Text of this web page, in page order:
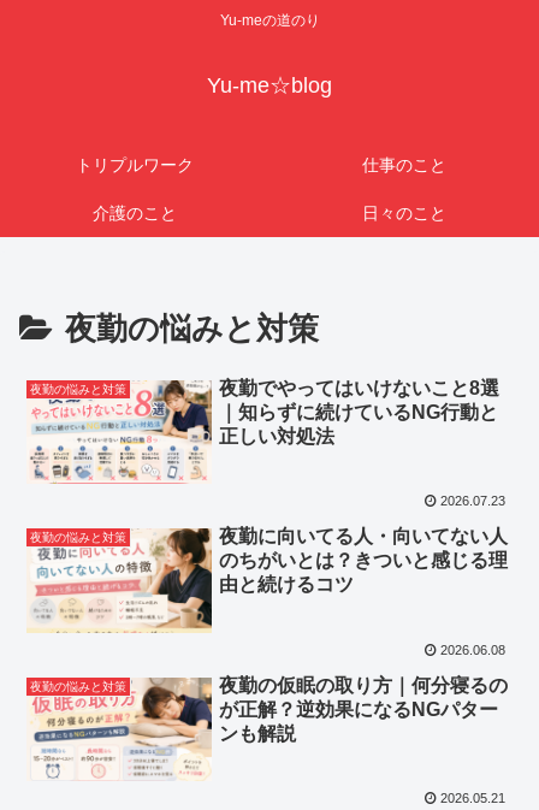
Yu-meの道のり
Yu-me☆blog
トリプルワーク 仕事のこと
介護のこと 日々のこと
夜勤の悩みと対策
夜勤の悩みと対策
夜勤でやってはいけないこと8選
｜知らずに続けているNG行動と
正しい対処法
2026.07.23
夜勤の悩みと対策
夜勤に向いてる人・向いてない人
のちがいとは？きついと感じる理
由と続けるコツ
2026.06.08
夜勤の悩みと対策
夜勤の仮眠の取り方｜何分寝るの
が正解？逆効果になるNGパター
ンも解説
2026.05.21